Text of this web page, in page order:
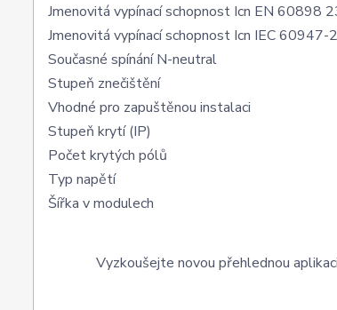
Jmenovitá vypínací schopnost Icn EN 60898
Jmenovitá vypínací schopnost Icn IEC
Současné spínání N-neutral
Stupeň znečištění
Vhodné pro zapuštěnou instalaci
Stupeň krytí (IP)
Počet krytých pólů
Typ napětí
Šířka v modulech
Vyzkoušejte novou přehlednou aplikaci